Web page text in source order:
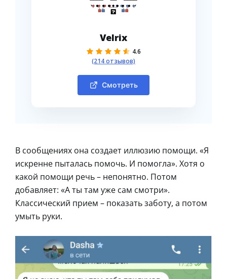
Velrix
4.6
(214 отзывов)
Смотреть
В сообщениях она создает иллюзию помощи. «Я
искренне пыталась помочь. И помогла». Хотя о
какой помощи речь – непонятно. Потом
добавляет: «А ты там уже сам смотри».
Классический прием – показать заботу, а потом
умыть руки.